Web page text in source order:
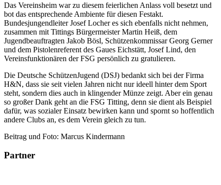
Das Vereinsheim war zu diesem feierlichen Anlass voll besetzt und
bot das entsprechende Ambiente für diesen Festakt.
Bundesjungendleiter Josef Locher es sich ebenfalls nicht nehmen,
zusammen mit Tittings Bürgermeister Martin Heiß, dem
Jugendbeauftragten Jakob Bösl, Schützenkommissar Georg Gerner
und dem Pistolenreferent des Gaues Eichstätt, Josef Lind, den
Vereinsfunktionären der FSG persönlich zu gratulieren.
Die Deutsche SchützenJugend (DSJ) bedankt sich bei der Firma
H&N, dass sie seit vielen Jahren nicht nur ideell hinter dem Sport
steht, sondern dies auch in klingender Münze zeigt. Aber ein genau
so großer Dank geht an die FSG Titting, denn sie dient als Beispiel
dafür, was sozialer Einsatz bewirken kann und spornt so hoffentlich
andere Clubs an, es dem Verein gleich zu tun.
Beitrag und Foto: Marcus Kindermann
Partner